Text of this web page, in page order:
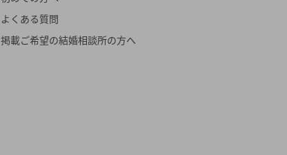
よくある質問
掲載ご希望の結婚相談所の方へ